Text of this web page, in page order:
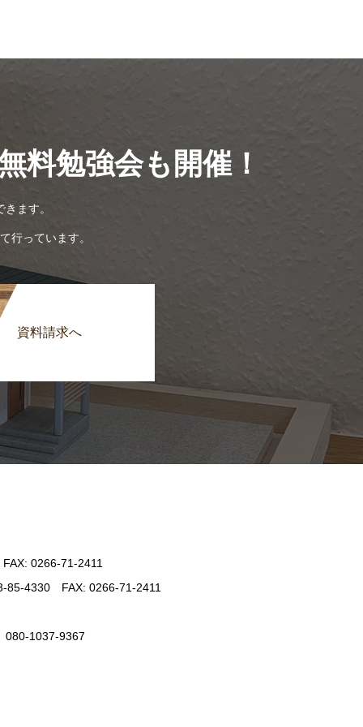
料勉強会も開催！
ます。
行っています。
資料請求へ
0266-71-2411
85-4330 FAX: 0266-71-2411
1037-9367